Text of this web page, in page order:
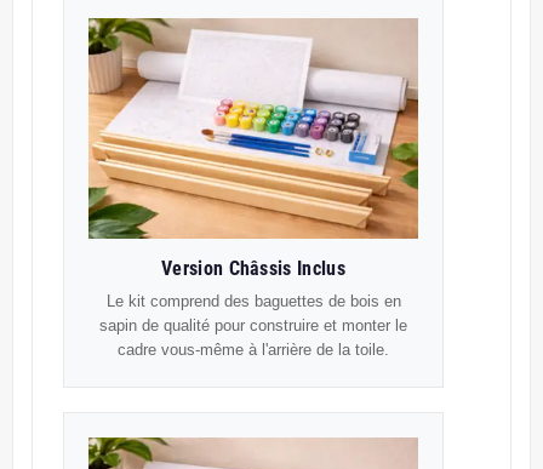
Version Châssis Inclus
Le kit comprend des baguettes de bois en
sapin de qualité pour construire et monter le
cadre vous-même à l'arrière de la toile.